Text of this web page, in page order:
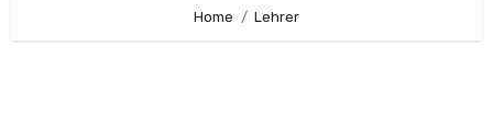
Home Lehrer